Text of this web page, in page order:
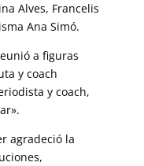
Alves, Francelis
Ana Simó.
a figuras
y coach
y coach,
agradeció la